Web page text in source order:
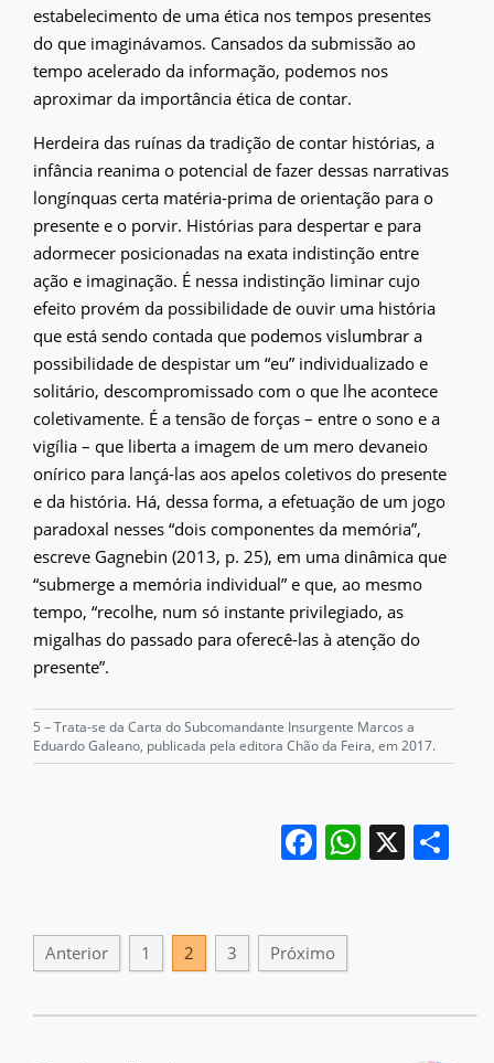
estabelecimento de uma ética nos tempos presentes
do que imaginávamos. Cansados da submissão ao
tempo acelerado da informação, podemos nos
aproximar da importância ética de contar.
Herdeira das ruínas da tradição de contar histórias, a
infância reanima o potencial de fazer dessas narrativas
longínquas certa matéria-prima de orientação para o
presente e o porvir. Histórias para despertar e para
adormecer posicionadas na exata indistinção entre
ação e imaginação. É nessa indistinção liminar cujo
efeito provém da possibilidade de ouvir uma história
que está sendo contada que podemos vislumbrar a
possibilidade de despistar um “eu” individualizado e
solitário, descompromissado com o que lhe acontece
coletivamente. É a tensão de forças – entre o sono e a
vigília – que liberta a imagem de um mero devaneio
onírico para lançá-las aos apelos coletivos do presente
e da história. Há, dessa forma, a efetuação de um jogo
paradoxal nesses “dois componentes da memória”,
escreve Gagnebin (2013, p. 25), em uma dinâmica que
“submerge a memória individual” e que, ao mesmo
tempo, “recolhe, num só instante privilegiado, as
migalhas do passado para oferecê-las à atenção do
presente”.
5 – Trata-se da Carta do Subcomandante Insurgente Marcos a
Eduardo Galeano, publicada pela editora Chão da Feira, em 2017.
Facebook
X
Anterior 1 2 3 Próximo